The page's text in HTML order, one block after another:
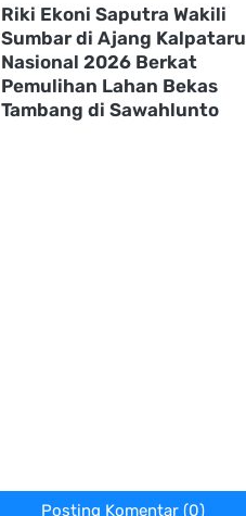
Riki Ekoni Saputra Wakili
Sumbar di Ajang Kalpataru
Nasional 2026 Berkat
Pemulihan Lahan Bekas
Tambang di Sawahlunto
Posting Komentar (0)